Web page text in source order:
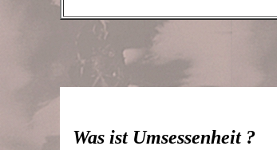
Was ist Umsessenheit ?